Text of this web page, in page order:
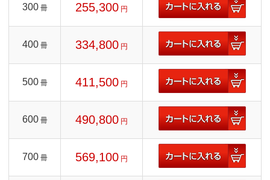
300 冊 255,300 円
400 冊 334,800 円
500 冊 411,500 円
600 冊 490,800 円
700 冊 569,100 円